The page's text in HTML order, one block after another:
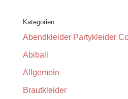
Kategorien
Abendkleider Partykleider
Abiball
Allgemein
Brautkleider